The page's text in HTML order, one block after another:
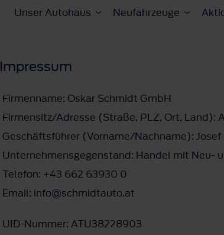
Unser Autohaus Neufahrzeuge
Impressum
Firmenname: Oskar Schmidt GmbH
Firmensitz/Adresse (Straße, PLZ, Ort, Land):
Geschäftsführer (Vorname/Nachname):
Unternehmensgegenstand: Handel mit Neu-
Telefon: +43 662 63930 0
Email: info@schmidtauto.at
UID-Nummer: ATU38228903